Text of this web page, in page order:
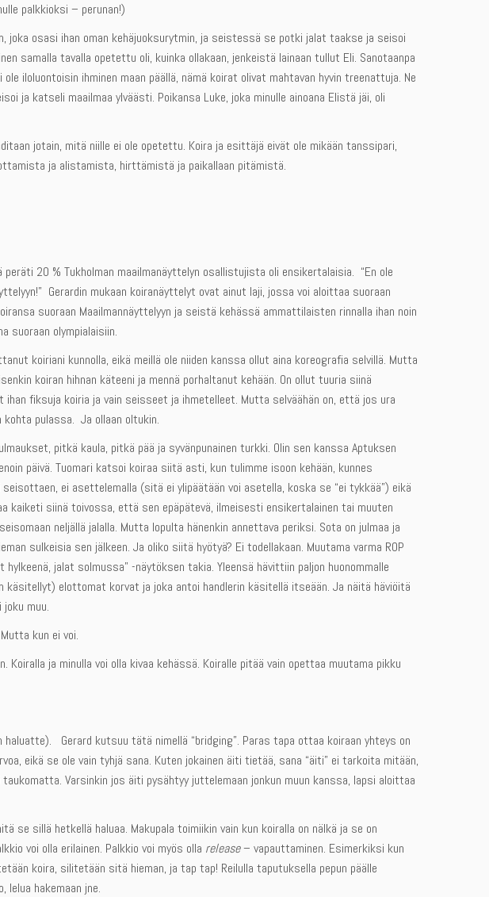
palkkioksi – perunan!)
joka osasi ihan oman kehäjuoksurytmin, ja seistessä se potki jalat taakse ja seisoi
samalla tavalla opetettu oli, kuinka ollakaan, jenkeistä lainaan tullut Eli. Sanotaanpa
iloluontoisin ihminen maan päällä, nämä koirat olivat mahtavan hyvin treenattuja. Ne
ja katseli maailmaa ylväästi. Poikansa Luke, joka minulle ainoana Elistä jäi, oli
jotain, mitä niille ei ole opetettu. Koira ja esittäjä eivät ole mikään tanssipari,
ja alistamista, hirttämistä ja paikallaan pitämistä.
20 % Tukholman maailmanäyttelyn osallistujista oli ensikertalaisia. “En ole
Gerardin mukaan koiranäyttelyt ovat ainut laji, jossa voi aloittaa suoraan
suoraan Maailmannäyttelyyn ja seistä kehässä ammattilaisten rinnalla ihan noin
suoraan olympialaisiin.
koiriani kunnolla, eikä meillä ole niiden kanssa ollut aina koreografia selvillä. Mutta
koiran hihnan käteeni ja mennä porhaltanut kehään. On ollut tuuria siinä
fiksuja koiria ja vain seisseet ja ihmetelleet. Mutta selväähän on, että jos ura
kohta pulassa. Ja ollaan oltukin.
pitkä kaula, pitkä pää ja syvänpunainen turkki. Olin sen kanssa Aptuksen
päivä. Tuomari katsoi koiraa siitä asti, kun tulimme isoon kehään, kunnes
ei asettelemalla (sitä ei ylipäätään voi asetella, koska se “ei tykkää”) eikä
kaiketi siinä toivossa, että sen epäpätevä, ilmeisesti ensikertalainen tai muuten
neljällä jalalla. Mutta lopulta hänenkin annettava periksi. Sota on julmaa ja
sulkeisia sen jälkeen. Ja oliko siitä hyötyä? Ei todellakaan. Muutama varma ROP
jalat solmussa” -näytöksen takia. Yleensä hävittiin paljon huonommalle
käsitellyt) elottomat korvat ja joka antoi handlerin käsitellä itseään. Ja näitä häviöitä
muu.
kun ei voi.
Koiralla ja minulla voi olla kivaa kehässä. Koiralle pitää vain opettaa muutama pikku
Gerard kutsuu tätä nimellä “bridging”. Paras tapa ottaa koiraan yhteys on
eikä se ole vain tyhjä sana. Kuten jokainen äiti tietää, sana “äiti” ei tarkoita mitään,
Varsinkin jos äiti pysähtyy juttelemaan jonkun muun kanssa, lapsi aloittaa
se sillä hetkellä haluaa. Makupala toimiikin vain kun koiralla on nälkä ja se on
voi olla erilainen. Palkkio voi myös olla release– vapauttaminen. Esimerkiksi kun
koira, silitetään sitä hieman, ja tap tap! Reilulla taputuksella pepun päälle
lelua hakemaan jne.